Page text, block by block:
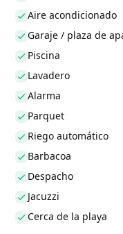
Aire acondicionado
Garaje / plaza de
Piscina
Lavadero
Alarma
Parquet
Riego automático
Barbacoa
Despacho
Jacuzzi
Cerca de la playa